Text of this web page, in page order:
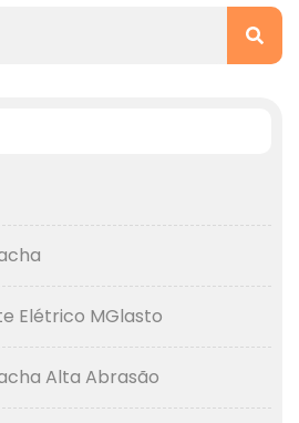
Elétrico MGlasto
Alta Abrasão